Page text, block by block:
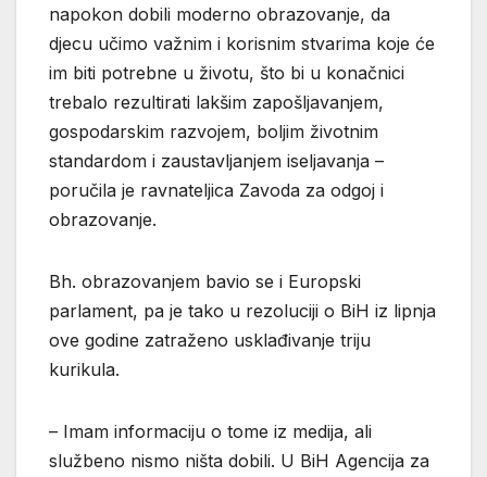
napokon dobili moderno obrazovanje, da
djecu učimo važnim i korisnim stvarima koje će
im biti potrebne u životu, što bi u konačnici
trebalo rezultirati lakšim zapošljavanjem,
gospodarskim razvojem, boljim životnim
standardom i zaustavljanjem iseljavanja –
poručila je ravnateljica Zavoda za odgoj i
obrazovanje.
Bh. obrazovanjem bavio se i Europski
parlament, pa je tako u rezoluciji o BiH iz lipnja
ove godine zatraženo usklađivanje triju
kurikula.
– Imam informaciju o tome iz medija, ali
službeno nismo ništa dobili. U BiH Agencija za